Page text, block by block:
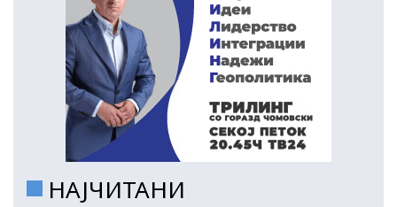
НАЈЧИТАНИ